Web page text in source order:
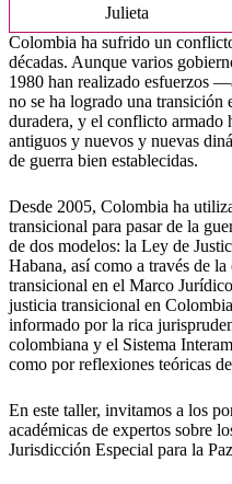
Julieta
Colombia ha sufrido un
décadas. Aunque varios
1980 han realizado esfuerzos
no se ha logrado una transición
duradera, y el conflicto armado
antiguos y nuevos y nuevas
de guerra bien establecidas.
Desde 2005, Colombia ha
transicional para pasar de la
de dos modelos: la Ley de
Habana, así como a través de
transicional en el Marco
justicia transicional en
informado por la rica
colombiana y el Sistema
como por reflexiones teóricas
En este taller, invitamos a los
académicas de expertos sobre
Jurisdicción Especial para la